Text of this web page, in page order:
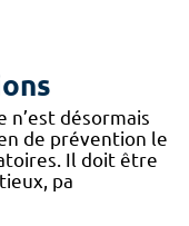
n’est désormais
de prévention le
Il doit être
pa